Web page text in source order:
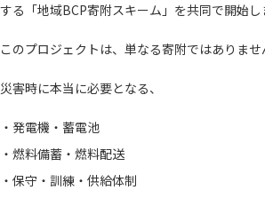
する「地域BCP寄附スキーム」を共同で開始し
このプロジェクトは、単なる寄附ではありませ
災害時に本当に必要となる、
・発電機・蓄電池
・燃料備蓄・燃料配送
・保守・訓練・供給体制